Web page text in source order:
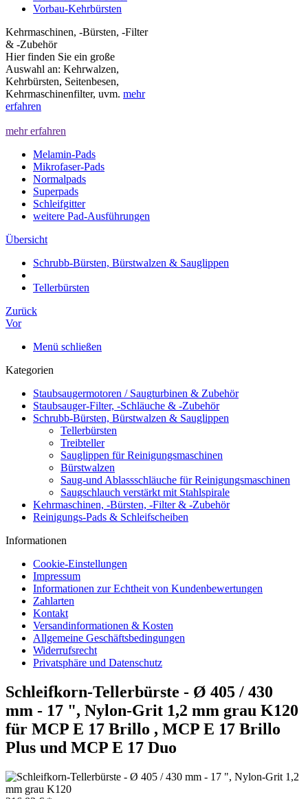
Vorbau-Kehrbürsten
Kehrmaschinen, -Bürsten, -Filter
& -Zubehör
Hier finden Sie ein große
Auswahl an: Kehrwalzen,
Kehrbürsten, Seitenbesen,
Kehrmaschinenfilter, uvm. mehr
erfahren
mehr erfahren
Melamin-Pads
Mikrofaser-Pads
Normalpads
Superpads
Schleifgitter
weitere Pad-Ausführungen
Übersicht
Schrubb-Bürsten, Bürstwalzen & Sauglippen
Tellerbürsten
Zurück
Vor
Menü schließen
Kategorien
Staubsaugermotoren / Saugturbinen & Zubehör
Staubsauger-Filter, -Schläuche & -Zubehör
Schrubb-Bürsten, Bürstwalzen & Sauglippen
Tellerbürsten
Treibteller
Sauglippen für Reinigungsmaschinen
Bürstwalzen
Saug-und Ablassschläuche für Reinigungsmaschinen
Saugschlauch verstärkt mit Stahlspirale
Kehrmaschinen, -Bürsten, -Filter & -Zubehör
Reinigungs-Pads & Schleifscheiben
Informationen
Cookie-Einstellungen
Impressum
Informationen zur Echtheit von Kundenbewertungen
Zahlarten
Kontakt
Versandinformationen & Kosten
Allgemeine Geschäftsbedingungen
Widerrufsrecht
Privatsphäre und Datenschutz
Schleifkorn-Tellerbürste - Ø 405 / 430
mm - 17 ", Nylon-Grit 1,2 mm grau K120
für MCP E 17 Brillo , MCP E 17 Brillo
Plus und MCP E 17 Duo